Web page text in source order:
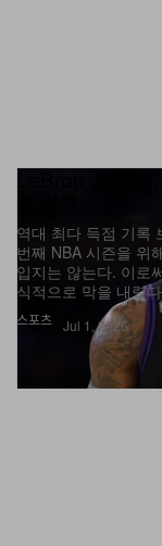
스포츠
LeBron
역대 최다 득점 기록
번째 NBA 시즌을 위
입지는 않는다. 이로
식적으로 막을 내렸
Jul 1, 2026